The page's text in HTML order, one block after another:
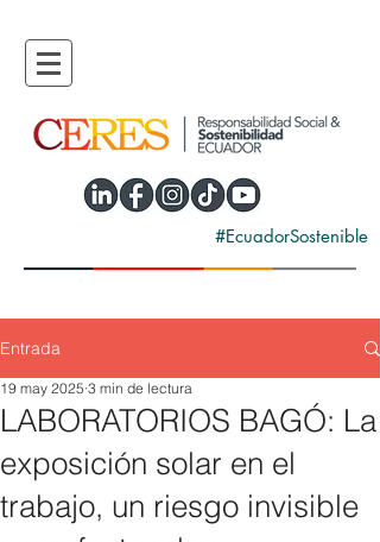
#EcuadorSostenible
Entrada
LABORATORIOS BAGÓ: La
exposición solar en el
trabajo, un riesgo invisible
19 may 2025 3 min de lectura